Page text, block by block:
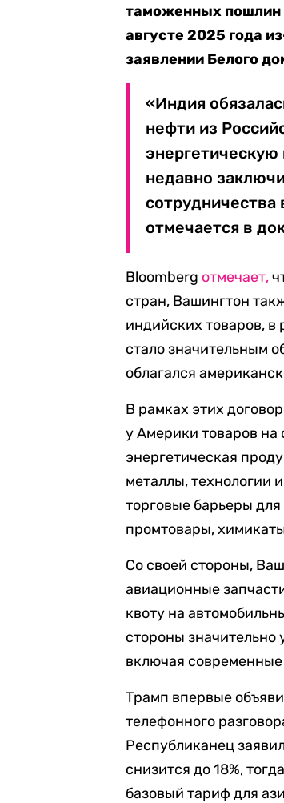
таможенных пошлин
августе 2025 года
заявлении Белого
«Индия
нефти из
недавно
отмечается в
Bloomberg отмечает,
стран, Вашингтон
индийских товаров, в
стало значительным
облагался
В рамках этих
у Америки товаров на
энергетическая
металлы, технологии
торговые барьеры
промтовары,
Со своей стороны,
авиационные
квоту на
стороны значительно
включая
Трамп впервые
телефонного
Республиканец
снизится до 18%,
базовый тариф для